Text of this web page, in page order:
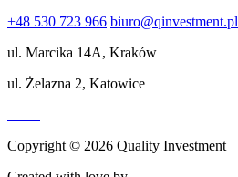
+48 530 723 966 biuro@qinvestment.pl
ul. Marcika 14A, Kraków
ul. Żelazna 2, Katowice
Copyright © 2026 Quality Investment